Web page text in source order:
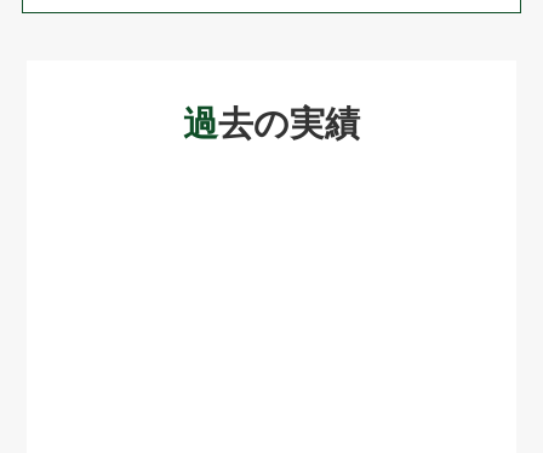
過去の実績